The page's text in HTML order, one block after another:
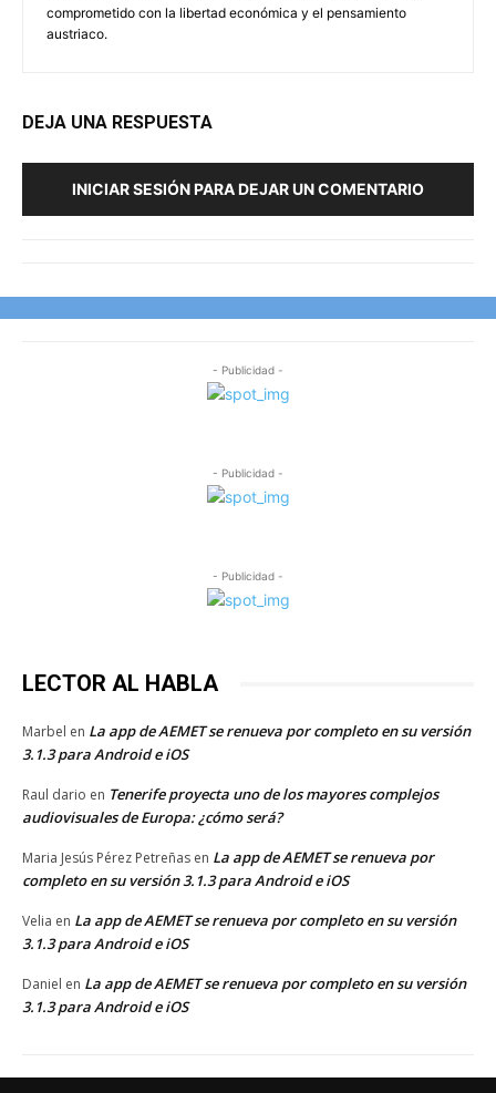
comprometido con la libertad económica y el pensamiento
austriaco.
DEJA UNA RESPUESTA
INICIAR SESIÓN PARA DEJAR UN COMENTARIO
- Publicidad -
- Publicidad -
- Publicidad -
LECTOR AL HABLA
Marbel en La app de AEMET se renueva por completo en su versión
3.1.3 para Android e iOS
Raul dario en Tenerife proyecta uno de los mayores complejos
audiovisuales de Europa: ¿cómo será?
Maria Jesús Pérez Petreñas en La app de AEMET se renueva por
completo en su versión 3.1.3 para Android e iOS
Velia en La app de AEMET se renueva por completo en su versión
3.1.3 para Android e iOS
Daniel en La app de AEMET se renueva por completo en su versión
3.1.3 para Android e iOS